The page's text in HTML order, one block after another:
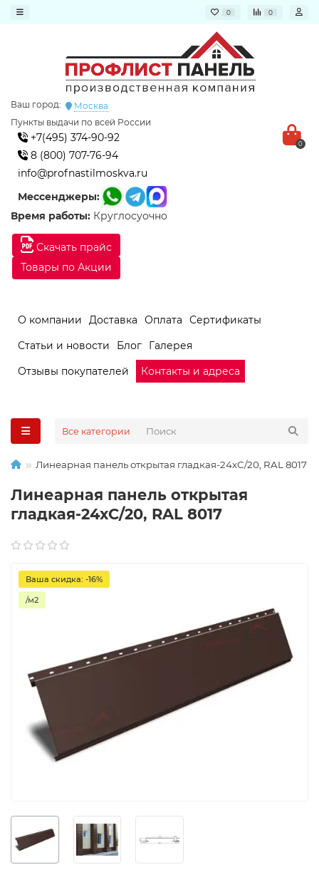
0 0
Скачать прайс
Товары по Акции
Ваш город:
Москва
Пункты выдачи по всей России
+7(495) 374-90-92
8 (800) 707-76-94
info@profnastilmoskva.ru
Мессенджеры:
Время работы: Круглосуочно
0
О компании Доставка Оплата
Сертификаты
Статьи и новости
Блог
Галерея
Отзывы покупателей
Контакты и адреса
Все категории
Линеарная панель открытая гладкая-24хС/20, RAL 8017
Линеарная панель открытая
гладкая-24хС/20, RAL 8017
Ваша скидка: -16%
/м2